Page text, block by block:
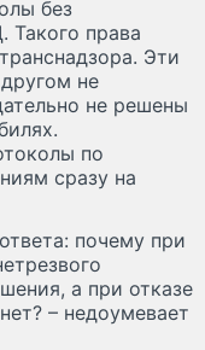
без
Такого права
Эти
не
не решены
по
сразу на
почему при
а при отказе
– недоумевает